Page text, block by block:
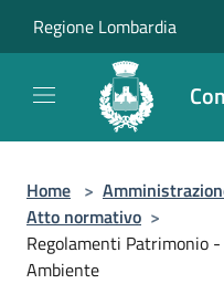
Regione Lombardia
Home >
Atto normativo >
Regolamenti Patrimonio
Ambiente